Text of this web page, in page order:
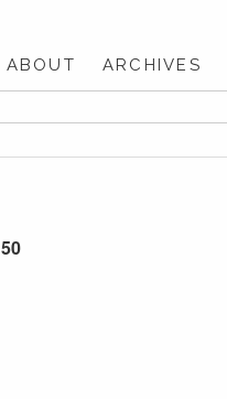
ABOUT ARCHIVES
50